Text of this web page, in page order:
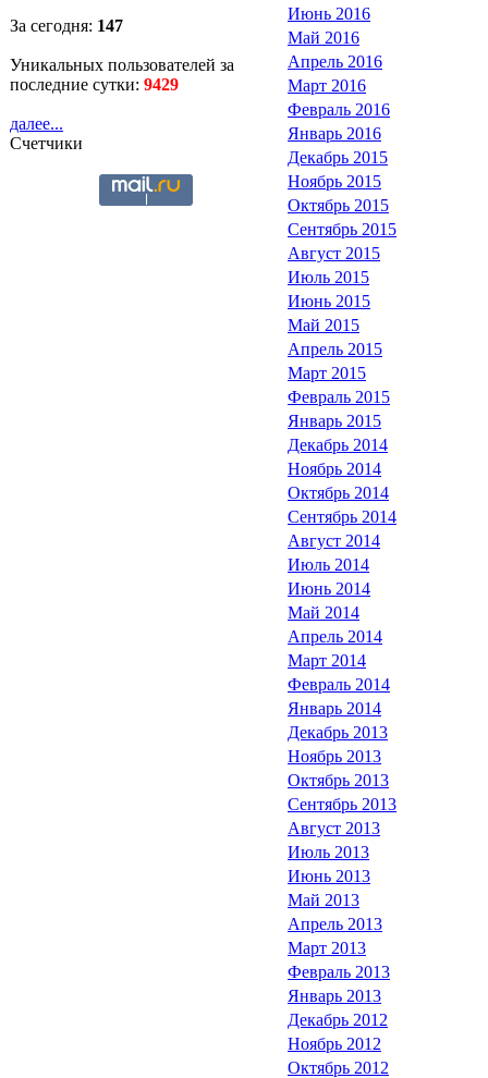
За сегодня: 147
Уникальных пользователей за
последние сутки: 9429
далее...
Счетчики
Июнь 2016
Май 2016
Апрель 2016
Март 2016
Февраль 2016
Январь 2016
Декабрь 2015
Ноябрь 2015
Октябрь 2015
Сентябрь 2015
Август 2015
Июль 2015
Июнь 2015
Май 2015
Апрель 2015
Март 2015
Февраль 2015
Январь 2015
Декабрь 2014
Ноябрь 2014
Октябрь 2014
Сентябрь 2014
Август 2014
Июль 2014
Июнь 2014
Май 2014
Апрель 2014
Март 2014
Февраль 2014
Январь 2014
Декабрь 2013
Ноябрь 2013
Октябрь 2013
Сентябрь 2013
Август 2013
Июль 2013
Июнь 2013
Май 2013
Апрель 2013
Март 2013
Февраль 2013
Январь 2013
Декабрь 2012
Ноябрь 2012
Октябрь 2012